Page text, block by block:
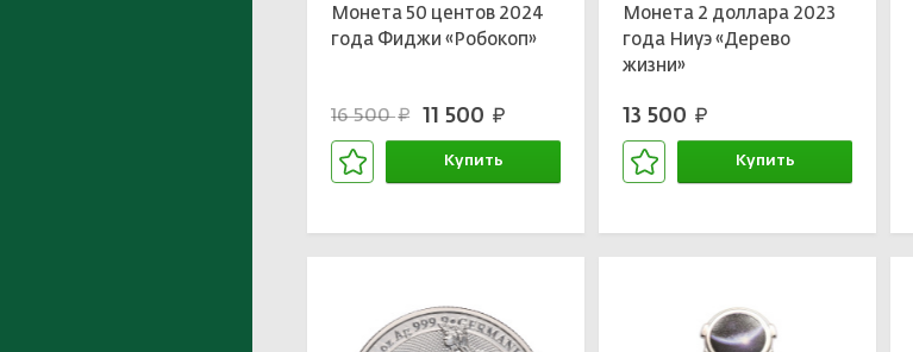
Монета 50 центов 2024
года Фиджи «Робокоп»
16 500руб. 11 500 руб.
Купить
Монета 2 доллара 2023
года Ниуэ «Дерево
жизни»
13 500 руб.
Купить